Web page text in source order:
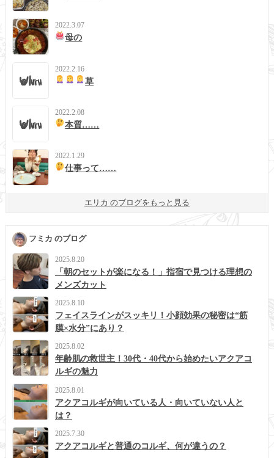
2022.3.07
母の
2022.2.16
草
2022.2.08
本質……
2022.1.29
仕事って……
エリカ のブログをもっと見る
フミカ のブログ
2025.8.20
「朝のセットが楽になる！」指宿で見つける理想の
メンズカット
2025.8.10
フェイスラインがスッキリ！小顔効果の秘密は“筋
膜×水分”にあり？
2025.8.02
年齢肌の救世主！30代・40代から始めたいアクアコ
ルギの魅力
2025.8.01
アクアコルギが向いている人・向いていない人と
は？
2025.7.30
アクアコルギと普通のコルギ、何が違うの？